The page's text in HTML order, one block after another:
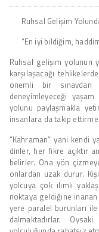
Ruhsal Gelişim
“En iyi bildiğim,
Ruhsal gelişim yolunun
karşılaşacağı
önemli bir
deneyimleyeceği
yolunu paylaşmakla
insanlara da takip
“Kahraman” yani kendi
dinler, her fikre açıktır
belirler. Ona yön
onlardan uzak durur.
yolcuya çok ılımlı
noktaya geldiğine
yere paralel burunları
dalmaktadırlar.